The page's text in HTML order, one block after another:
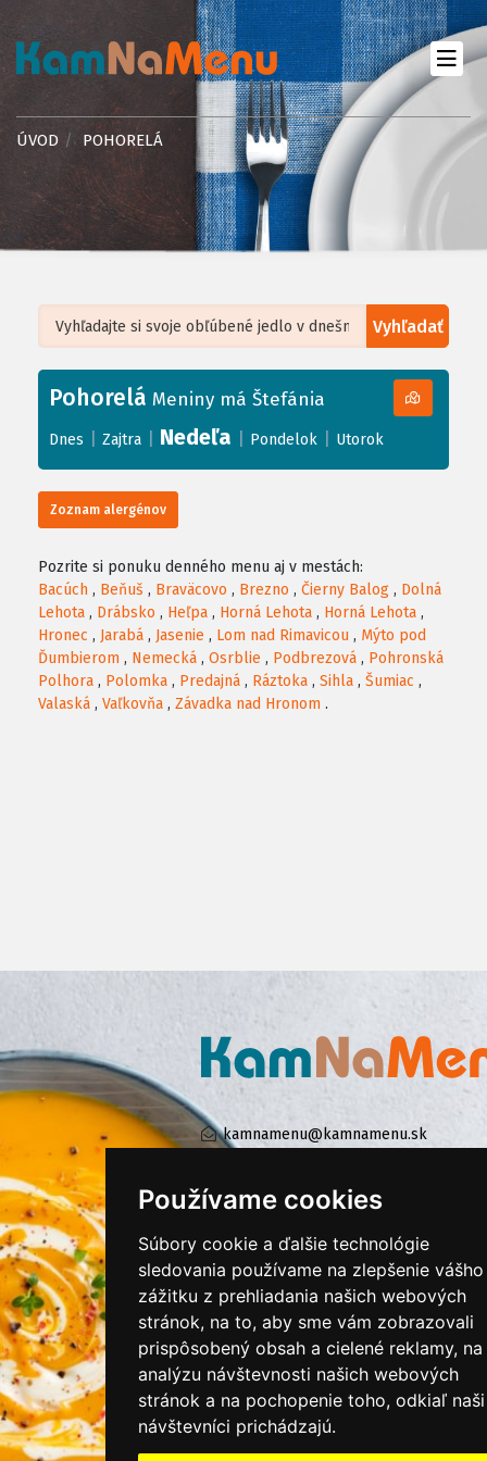
Používame cookies
Súbory cookie a ďalšie technológie
sledovania používame na zlepšenie vášho
zážitku z prehliadania našich webových
stránok, na to, aby sme vám zobrazovali
prispôsobený obsah a cielené reklamy, na
analýzu návštevnosti našich webových
stránok a na pochopenie toho, odkiaľ naši
návštevníci prichádzajú.
ÚVOD POHORELÁ
Vyhľadať
+
−
Leaflet| ©OpenStreetMap, Tiles courtesy ofHumanitarian OpenStreetMap
Pohorelá Meniny má Štefánia
Dnes Zajtra Nedeľa Pondelok Utorok
Zoznam alergénov
Pozrite si ponuku denného menu aj v mestách:
Bacúch , Beňuš , Braväcovo , Brezno , Čierny Balog , Dolná
Lehota , Drábsko , Heľpa , Horná Lehota , Horná Lehota ,
Hronec , Jarabá , Jasenie , Lom nad Rimavicou , Mýto pod
Ďumbierom , Nemecká , Osrblie , Podbrezová , Pohronská
Polhora , Polomka , Predajná , Ráztoka , Sihla , Šumiac ,
Valaská , Vaľkovňa , Závadka nad Hronom .
kamnamenu@kamnamenu.sk
KONTAKTUJTE NÁS
PRIHLÁSIŤ SA DO ZÁKAZNÍCKEJ ZÓNY
Všeobecné obchodné podmienky
Ochrana osobných údajov
Cookies